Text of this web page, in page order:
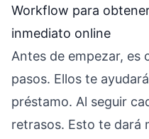
Workflow para
inmediato online
Antes de empezar, es
pasos. Ellos te
préstamo. Al seguir
retrasos. Esto te dará